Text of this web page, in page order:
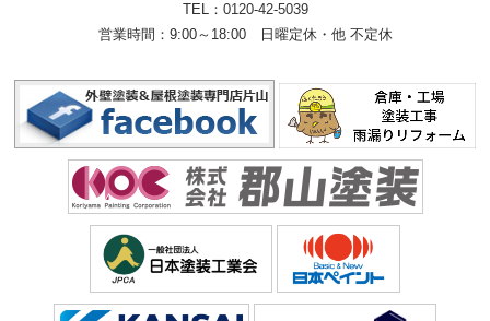
TEL： 0120-42-5039
営業時間：9:00～18:00
日曜定休・他 不定休